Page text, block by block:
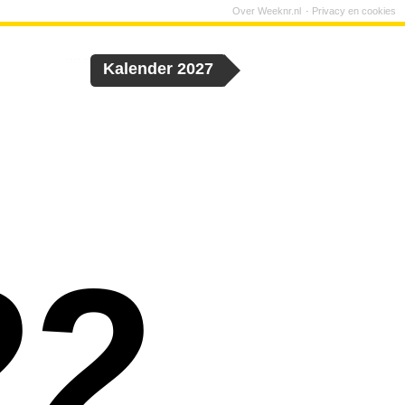
Kalender 2027
Over Weeknr.nl Privacy en cookies